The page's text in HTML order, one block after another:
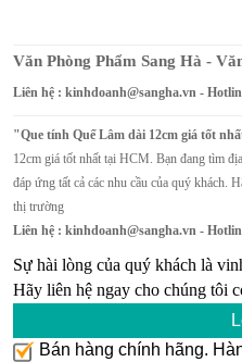
Giấy giới thiệu Chất lượng tốt nhất
Văn Phòng Phẩm Sang Hà -
Liên hệ : kinhdoanh@sangha.vn -
"Que tính Quế Lâm dài 12cm giá tốt
12cm giá tốt nhất tại HCM. Bạn đang
đáp ứng tất cả các nhu cầu của quý khách.
thị trường
Liên hệ : kinhdoanh@sangha.vn -
Sự hài lòng của quý khách là
Hãy liên hệ ngay cho chúng tôi
Bán hàng chính hãng.